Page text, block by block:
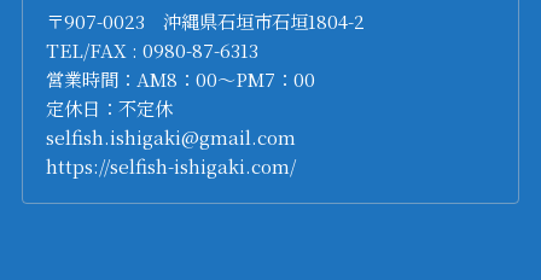
〒907-0023 沖縄県石垣市石垣1804-2
TEL/FAX : 0980-87-6313
営業時間：AM8：00～PM7：00
定休日：不定休
selfish.ishigaki@gmail.com
https://selfish-ishigaki.com/